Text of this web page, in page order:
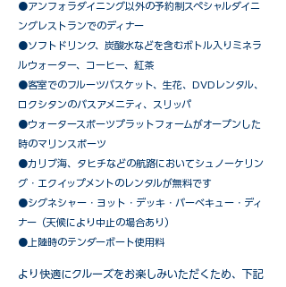
​●アンフォラダイニング以外の予約制スペシャルダイニ
ングレストランでのディナー
●ソフトドリンク、炭酸水などを含むボトル入りミネラ
ルウォーター、コーヒー、紅茶
●客室でのフルーツバスケット、生花、DVDレンタル、
ロクシタンのバスアメニティ、スリッパ
●ウォータースポーツプラットフォームがオープンした
時のマリンスポーツ
●カリブ海、タヒチなどの航路においてシュノーケリン
グ・エクイップメントのレンタルが無料です
​●シグネシャー・ヨット・デッキ・バーベキュー・ディ
ナー（天候により中止の場合あり）
●上陸時のテンダーボート使用料
​より快適にクルーズをお楽しみいただくため、下記